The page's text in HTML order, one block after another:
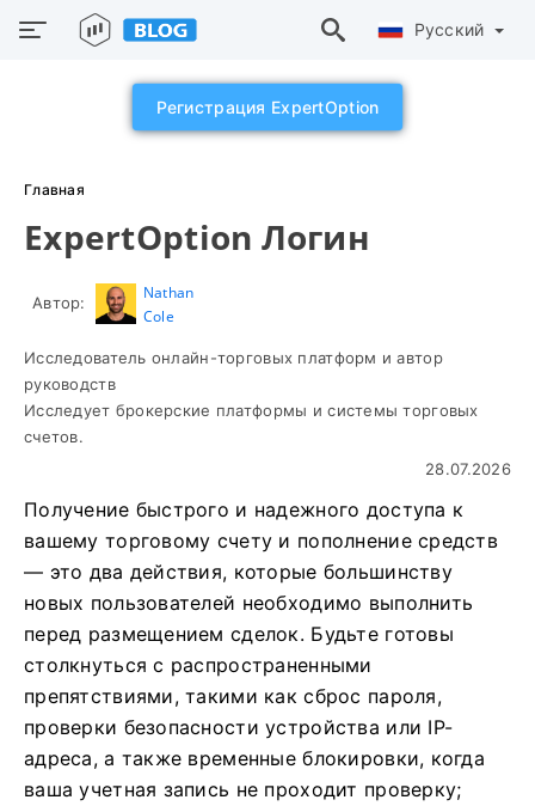
Русский
Регистрация ExpertOption
Главная
ExpertOption Логин
Автор:
Nathan
Cole
Исследователь онлайн-торговых платформ и автор
руководств
Исследует брокерские платформы и системы торговых
счетов.
28.07.2026
Получение быстрого и надежного доступа к
вашему торговому счету и пополнение средств
— это два действия, которые большинству
новых пользователей необходимо выполнить
перед размещением сделок. Будьте готовы
столкнуться с распространенными
препятствиями, такими как сброс пароля,
проверки безопасности устройства или IP-
адреса, а также временные блокировки, когда
ваша учетная запись не проходит проверку;